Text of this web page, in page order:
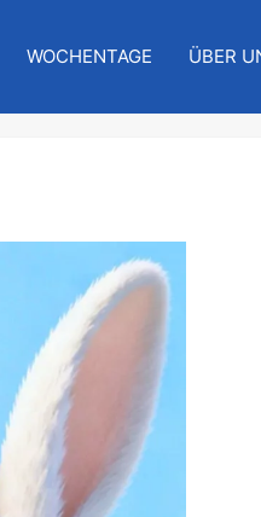
WOCHENTAGE ÜBER